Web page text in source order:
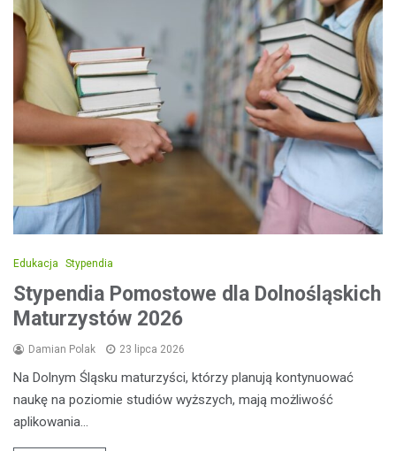
Edukacja Stypendia
Stypendia Pomostowe dla Dolnośląskich
Maturzystów 2026
Damian Polak 23 lipca 2026
Na Dolnym Śląsku maturzyści, którzy planują kontynuować
naukę na poziomie studiów wyższych, mają możliwość
aplikowania…